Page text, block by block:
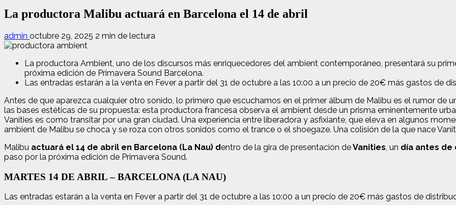
La productora Malibu actuará en Barcelona el 14 de abril
admin octubre 29, 2025 2 min de lectura
La productora Ambient, uno de los discursos más enriquecedores del ambient contemporáneo, presentará su
próxima edición de Primavera Sound Barcelona.
Las entradas estarán a la venta en Fever a partir del 31 de octubre a las 10:00 a un precio de 20€ más gastos de
Antes de que aparezca cualquier otro sonido, lo primero que escuchamos en el primer álbum de Malibu es el rumor de
las bases estéticas de su propuesta: esta productora francesa observa el ambient desde un prisma eminentemente
Vanities es como transitar por una gran ciudad. Una experiencia entre liberadora y asfixiante, que eleva en algunos
ambient de Malibu se choca y se roza con otros sonidos como el trance o el shoegaze. Una colisión de la que nace
Malibu actuará el 14 de abril en Barcelona (La Nau) dentro de la gira de presentación deVanities, un día antes de
paso por la próxima edición de Primavera Sound.
MARTES 14 DE ABRIL – BARCELONA (LA NAU)
Las entradas estarán a la venta en Fever a partir del 31 de octubre a las 10:00 a un precio de 20€ más gastos de